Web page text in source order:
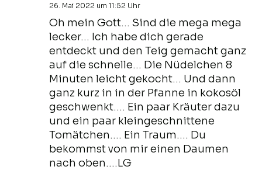
26. Mai 2022 um 11:52 Uhr
Oh mein Gott… Sind die mega mega
lecker… Ich habe dich gerade
entdeckt und den Teig gemacht ganz
auf die schnelle… Die Nüdelchen 8
Minuten leicht gekocht… Und dann
ganz kurz in in der Pfanne in kokosöl
geschwenkt…. Ein paar Kräuter dazu
und ein paar kleingeschnittene
Tomätchen…. Ein Traum…. Du
bekommst von mir einen Daumen
nach oben….LG